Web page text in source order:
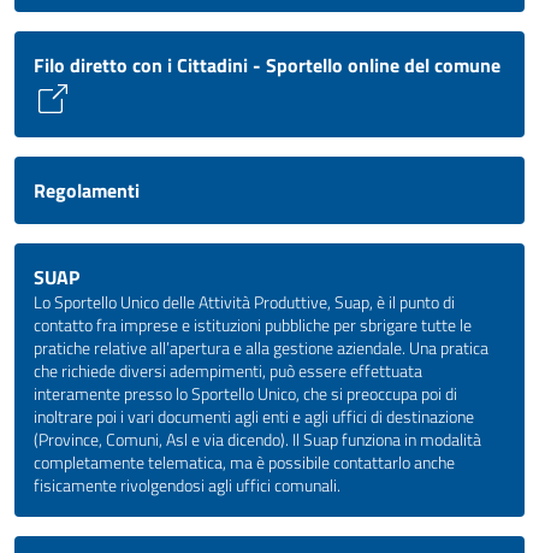
Filo diretto con i Cittadini - Sportello online del comune
Regolamenti
SUAP
Lo Sportello Unico delle Attività Produttive, Suap, è il punto di
contatto fra imprese e istituzioni pubbliche per sbrigare tutte le
pratiche relative all’apertura e alla gestione aziendale. Una pratica
che richiede diversi adempimenti, può essere effettuata
interamente presso lo Sportello Unico, che si preoccupa poi di
inoltrare poi i vari documenti agli enti e agli uffici di destinazione
(Province, Comuni, Asl e via dicendo). Il Suap funziona in modalità
completamente telematica, ma è possibile contattarlo anche
fisicamente rivolgendosi agli uffici comunali.